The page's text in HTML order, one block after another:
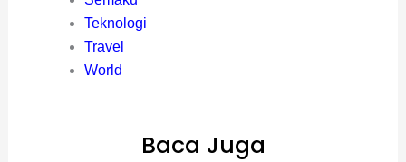
Teknologi
Travel
World
Baca Juga